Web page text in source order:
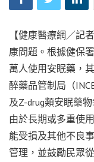
【健康醫療網／記
康問題。根據健保
萬人使用安眠藥，
醉藥品管制局（
及Z-drug類安眠藥
由於長期或多重使
能受損及其他不良
管理，並鼓勵民眾